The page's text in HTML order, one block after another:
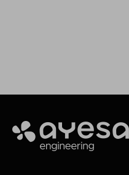
Ayesa